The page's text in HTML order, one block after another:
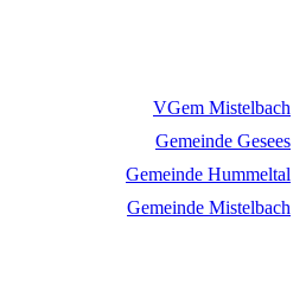
VGem Mistelbach
Gemeinde Gesees
Gemeinde Hummeltal
Gemeinde Mistelbach